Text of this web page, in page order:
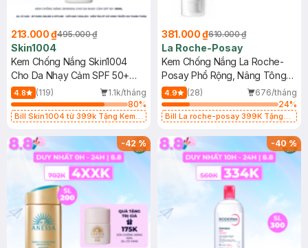
213.000 ₫495.000 ₫
Skin1004
Kem Chống Nắng Skin1004
Cho Da Nhạy Cảm SPF 50+
50ml
4.8 (119)
1.1k/tháng
80%
Bill Skin1004 từ 399k Tặng Kem
SPF 50+ 20ml (SL Có Hạn)
381.000 ₫610.000 ₫
La Roche-Posay
Kem Chống Nắng La Roche-
Posay Phổ Rộng, Nâng Tông
Kiềm Dầu 50ml
4.9 (28)
676/tháng
24%
Bill La roche-posay 399K Tặng
(SL có hạn)
-42% -40%